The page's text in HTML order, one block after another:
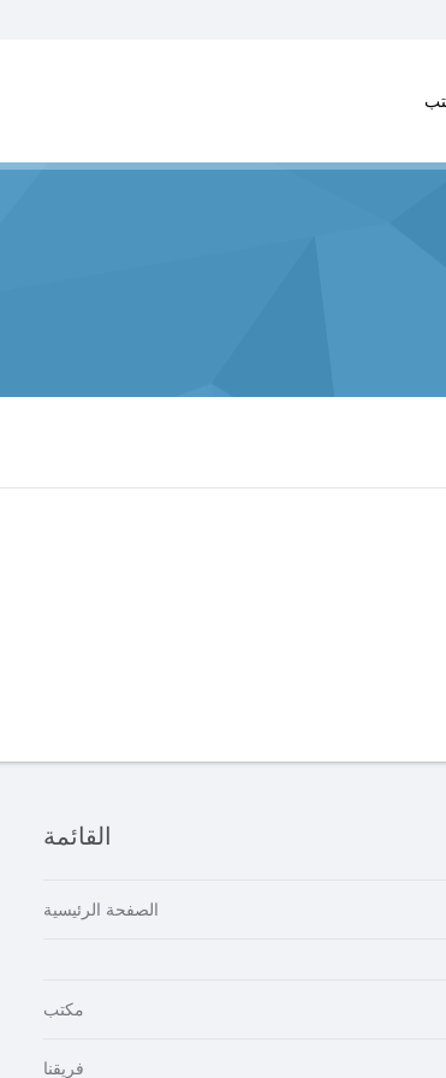
القائمة
الصفحة الرئيسية
مكتب
فريقنا